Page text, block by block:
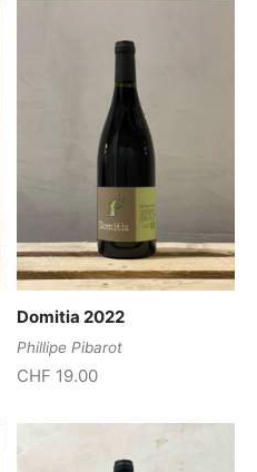
Domitia 2022
Phillipe Pibarot
CHF 19.00